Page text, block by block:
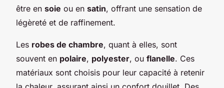
être en soie ou en satin, offrant une sensation de
légèreté et de raffinement.
Les robes de chambre, quant à elles, sont
souvent en polaire, polyester, ou flanelle. Ces
matériaux sont choisis pour leur capacité à retenir